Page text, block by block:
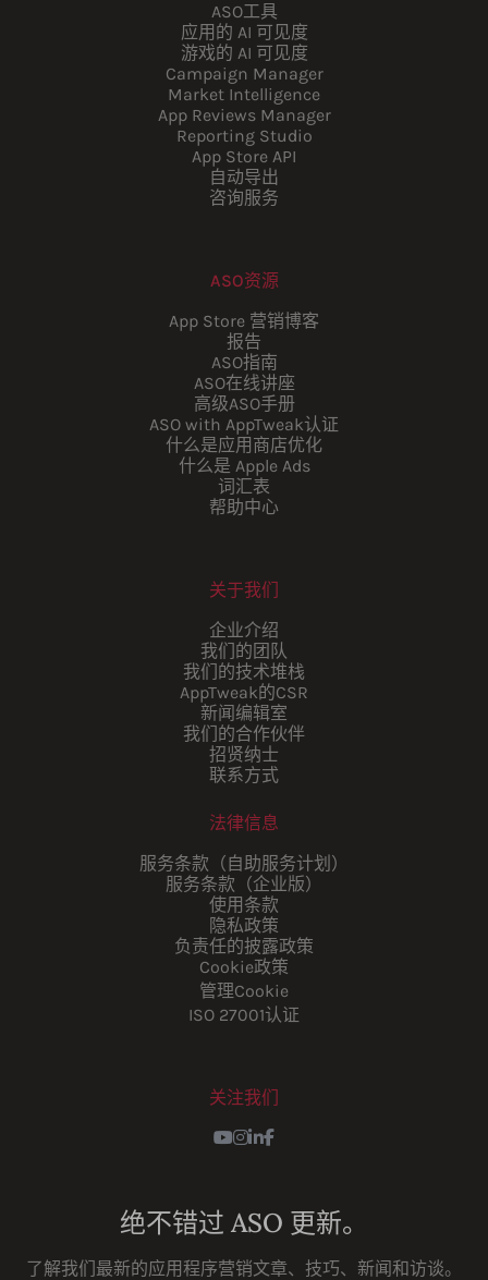
ASO工具
应用的 AI 可见度
游戏的 AI 可见度
Campaign Manager
Market Intelligence
App Reviews Manager
Reporting Studio
App Store API
自动导出
咨询服务
ASO资源
App Store 营销博客
报告
ASO指南
ASO在线讲座
高级ASO手册
ASO with AppTweak认证
什么是应用商店优化
什么是 Apple Ads
词汇表
帮助中心
关于我们
企业介绍
我们的团队
我们的技术堆栈
AppTweak的CSR
新闻编辑室
我们的合作伙伴
招贤纳士
联系方式
法律信息
服务条款（自助服务计划）
服务条款（企业版）
使用条款
隐私政策
负责任的披露政策
Cookie政策
管理Cookie
ISO 27001认证
关注我们
Youtube
Instagram
LinkedIn
Facebook
绝不错过 ASO 更新。
了解我们最新的应用程序营销文章、技巧、新闻和访谈。